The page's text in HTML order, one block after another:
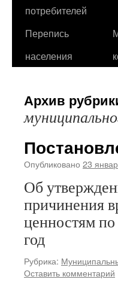
потребителей
Перепись
населения
Архив
Опубликовано 23
Об
причинения
ценностям
год
Рубрика:
Оставить комментарий